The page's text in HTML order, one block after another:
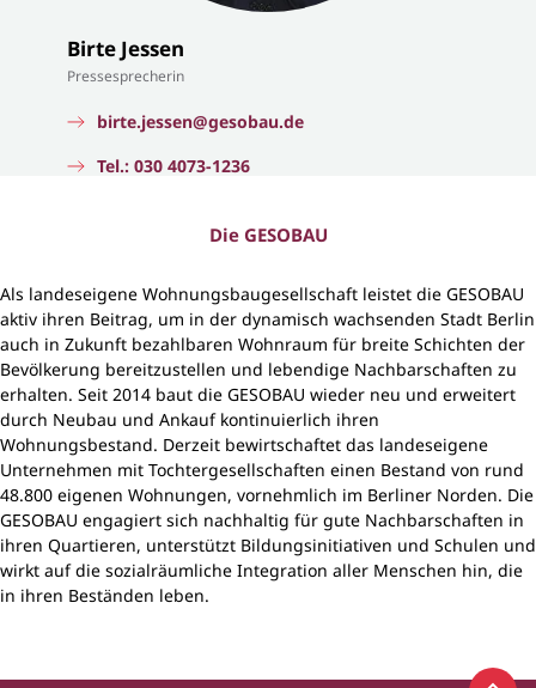
Birte Jessen
Pressesprecherin
birte.jessen@gesobau.de
Tel.: 030 4073-1236
Die GESOBAU
Als landeseigene Wohnungsbaugesellschaft leistet die GESOBAU
aktiv ihren Beitrag, um in der dynamisch wachsenden Stadt Berlin
auch in Zukunft bezahlbaren Wohnraum für breite Schichten der
Bevölkerung bereitzustellen und lebendige Nachbarschaften zu
erhalten. Seit 2014 baut die GESOBAU wieder neu und erweitert
durch Neubau und Ankauf kontinuierlich ihren
Wohnungsbestand. Derzeit bewirtschaftet das landeseigene
Unternehmen mit Tochtergesellschaften einen Bestand von rund
48.800 eigenen Wohnungen, vornehmlich im Berliner Norden. Die
GESOBAU engagiert sich nachhaltig für gute Nachbarschaften in
ihren Quartieren, unterstützt Bildungsinitiativen und Schulen und
wirkt auf die sozialräumliche Integration aller Menschen hin, die
in ihren Beständen leben.